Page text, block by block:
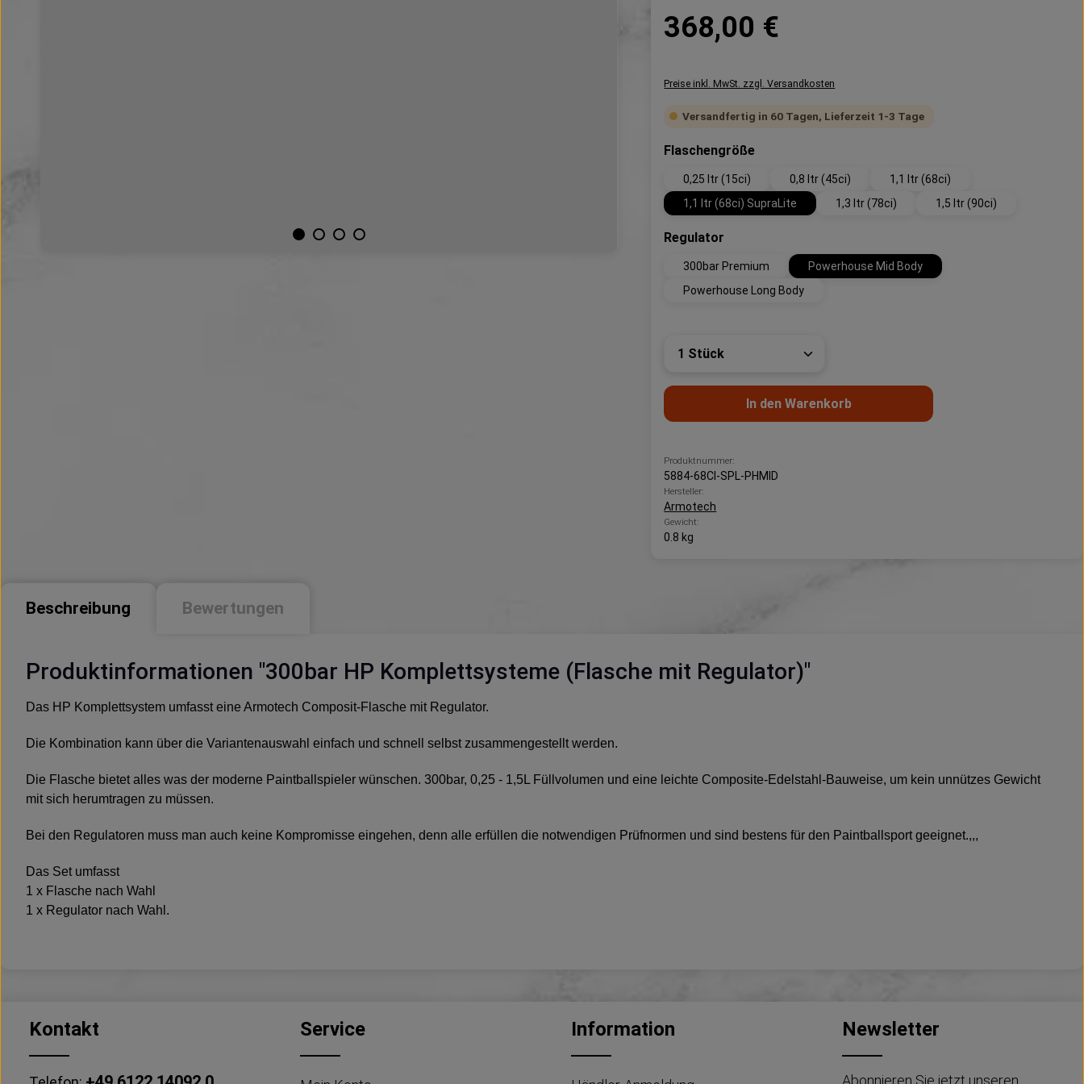
368,00 €
Preise inkl. MwSt. zzgl. Versandkosten
Versandfertig in 60 Tagen, Lieferzeit 1-3 Tage
Flaschengrößeauswählen
0,25 ltr (15ci) 0,8 ltr (45ci)
1,1 ltr (68ci)
1,1 ltr (68ci) SupraLite
1,3 ltr (78ci) 1,5 ltr (90ci)
Regulator
300bar Premium
Powerhouse Mid Body
Powerhouse Long Body
Produkt Anzahl: Gib den gewünschten Wert
In den Warenkorb
Produktnummer:
5884-68CI-SPL-PHMID
Hersteller:
Armotech
Gewicht:
0.8 kg
Beschreibung Bewertungen
Produktinformationen "300bar HP Komplettsysteme (Flasche mit Regulator)"
Das HP Komplettsystem umfasst eine Armotech Composit-Flasche mit Regulator.
Die Kombination kann über die Variantenauswahl einfach und schnell selbst zusammengestellt werden.
Die Flasche bietet alles was der moderne Paintballspieler wünschen. 300bar, 0,25 - 1,5L Füllvolumen und eine leichte Composite-Edelstahl-Bauweise, um kein unnützes Gewicht
mit sich herumtragen zu müssen.
Bei den Regulatoren muss man auch keine Kompromisse eingehen, denn alle erfüllen die notwendigen Prüfnormen und sind bestens für den Paintballsport geeignet.,,,
Das Set umfasst
1 x Flasche nach Wahl
1 x Regulator nach Wahl.
Kontakt Service Information Newsletter
Abonnieren Sie jetzt unseren